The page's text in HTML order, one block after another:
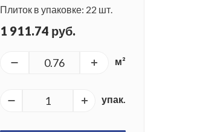
Плиток в упаковке: 22 шт.
1 911.74 руб.
м²
упак.